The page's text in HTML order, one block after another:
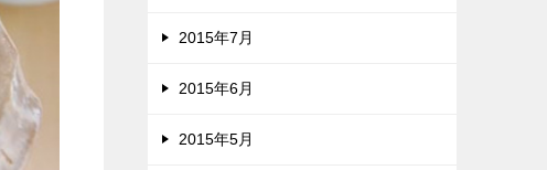
2015年7月
2015年6月
2015年5月